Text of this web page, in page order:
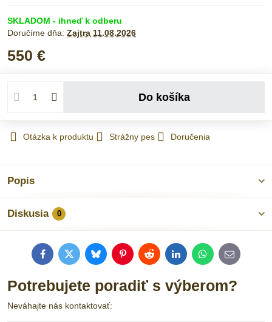
SKLADOM - ihneď k odberu
Doručíme dňa: Zajtra 11.08.2026
550 €
Do košíka
Otázka k produktu Strážny pes Doručenia
Popis
Diskusia 0
FacebookTwitterBlueskyPinterestRedditLinkedInWhatsApp
E-
mail
Potrebujete poradiť s výberom?
Neváhajte nás kontaktovať: